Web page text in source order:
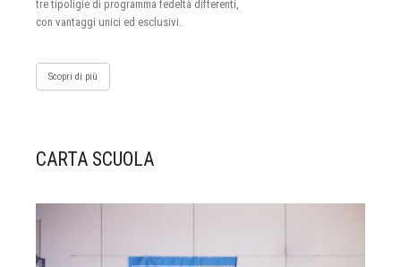
tre tipoligie di programma fedeltà differenti,
con vantaggi unici ed esclusivi.
Scopri di più
CARTA SCUOLA